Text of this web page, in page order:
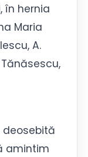
în hernia
Maria
A.
amintim